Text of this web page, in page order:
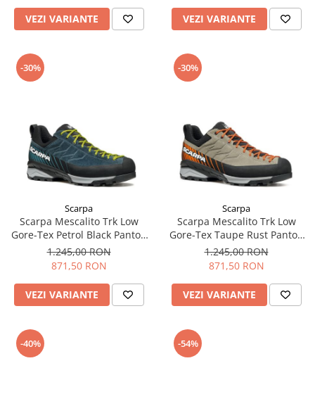
VEZI VARIANTE VEZI VARIANTE
-30%
Scarpa
Scarpa Mescalito Trk Low
Gore-Tex Petrol Black Pantofi
Drumetie Barbati
1.245,00 RON
871,50 RON
VEZI VARIANTE
-30%
Scarpa
Scarpa Mescalito Trk Low
Gore-Tex Taupe Rust Pantofi
Drumetie Barbati
1.245,00 RON
871,50 RON
VEZI VARIANTE
-40% -54%